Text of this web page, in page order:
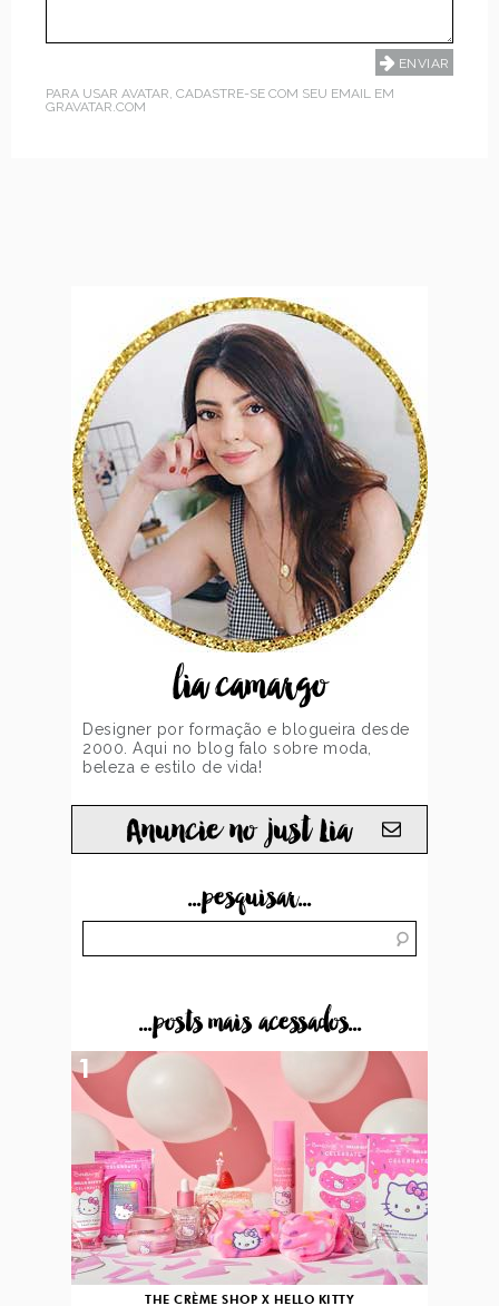
PARA USAR AVATAR, CADASTRE-SE COM SEU EMAIL EM
GRAVATAR.COM
lia camargo
Designer por formação e blogueira desde
2000. Aqui no blog falo sobre moda,
beleza e estilo de vida!
Anuncie no just Lia
...pesquisar...
...posts mais acessados...
THE CRÈME SHOP X HELLO KITTY
1